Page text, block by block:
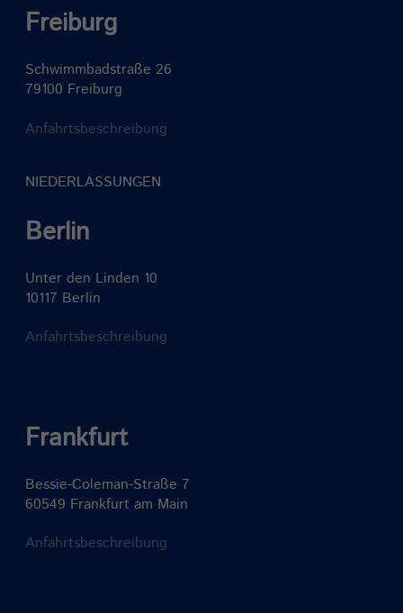
Freiburg
Schwimmbadstraße 26
79100 Freiburg
Anfahrtsbeschreibung
NIEDERLASSUNGEN
Berlin
Unter den Linden 10
10117 Berlin
Anfahrtsbeschreibung
Frankfurt
Bessie-Coleman-Straße 7
60549 Frankfurt am Main
Anfahrtsbeschreibung